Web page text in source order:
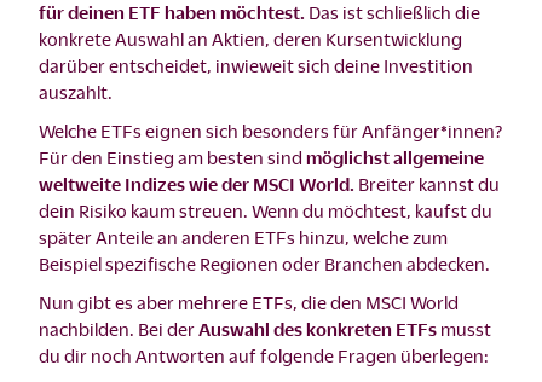
für deinen ETF haben möchtest. Das ist schließlich die
konkrete Auswahl an Aktien, deren Kursentwicklung
darüber entscheidet, inwieweit sich deine Investition
auszahlt.
Welche ETFs eignen sich besonders für Anfänger*innen?
Für den Einstieg am besten sind möglichst allgemeine
weltweite Indizes wie der MSCI World. Breiter kannst du
dein Risiko kaum streuen. Wenn du möchtest, kaufst du
später Anteile an anderen ETFs hinzu, welche zum
Beispiel spezifische Regionen oder Branchen abdecken.
Nun gibt es aber mehrere ETFs, die den MSCI World
nachbilden. Bei der Auswahl des konkreten ETFs musst
du dir noch Antworten auf folgende Fragen überlegen: